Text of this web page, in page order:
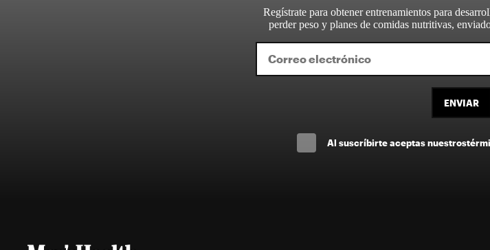
Regístrate para obtener entrenamientos para
perder peso y planes de comidas nutritivas,
ENVIAR
Al suscríbirte aceptas nuestros